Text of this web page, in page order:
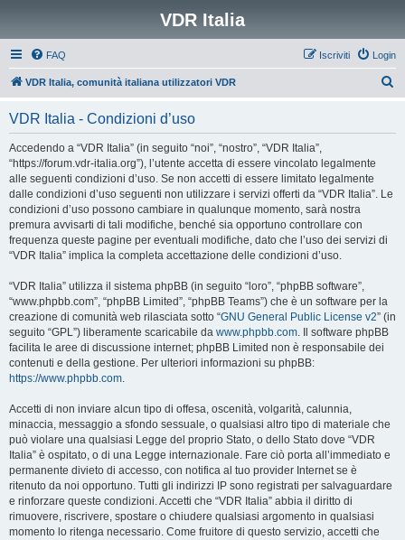
VDR Italia
FAQ Login
Iscriviti
VDR Italia, comunità italiana utilizzatori VDR
VDR Italia - Condizioni d’uso
Accedendo a “VDR Italia” (in seguito “noi”, “nostro”, “VDR Italia”,
“https://forum.vdr-italia.org”), l’utente accetta di essere vincolato legalmente
alle seguenti condizioni d’uso. Se non accetti di essere limitato legalmente
dalle condizioni d’uso seguenti non utilizzare i servizi offerti da “VDR Italia”. Le
condizioni d’uso possono cambiare in qualunque momento, sarà nostra
premura avvisarti di tali modifiche, benché sia opportuno controllare con
frequenza queste pagine per eventuali modifiche, dato che l’uso dei servizi di
“VDR Italia” implica la completa accettazione delle condizioni d’uso.
“VDR Italia” utilizza il sistema phpBB (in seguito “loro”, “phpBB software”,
“www.phpbb.com”, “phpBB Limited”, “phpBB Teams”) che è un software per la
creazione di comunità web rilasciata sotto “GNU General Public License v2” (in
seguito “GPL”) liberamente scaricabile da www.phpbb.com. Il software phpBB
facilita le aree di discussione internet; phpBB Limited non è responsabile dei
contenuti e della gestione. Per ulteriori informazioni su phpBB:
https://www.phpbb.com.
Accetti di non inviare alcun tipo di offesa, oscenità, volgarità, calunnia,
minaccia, messaggio a sfondo sessuale, o qualsiasi altro tipo di materiale che
può violare una qualsiasi Legge del proprio Stato, o dello Stato dove “VDR
Italia” è ospitato, o di una Legge internazionale. Fare ciò porta all’immediato e
permanente divieto di accesso, con notifica al tuo provider Internet se è
ritenuto da noi opportuno. Tutti gli indirizzi IP sono registrati per salvaguardare
e rinforzare queste condizioni. Accetti che “VDR Italia” abbia il diritto di
rimuovere, riscrivere, spostare o chiudere qualsiasi argomento in qualsiasi
momento lo ritenga necessario. Come fruitore di questo servizio, accetti che